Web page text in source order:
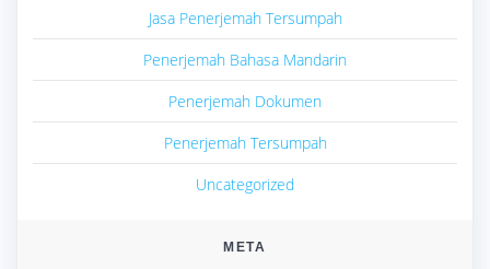
Jasa Penerjemah Tersumpah
Penerjemah Bahasa Mandarin
Penerjemah Dokumen
Penerjemah Tersumpah
Uncategorized
META